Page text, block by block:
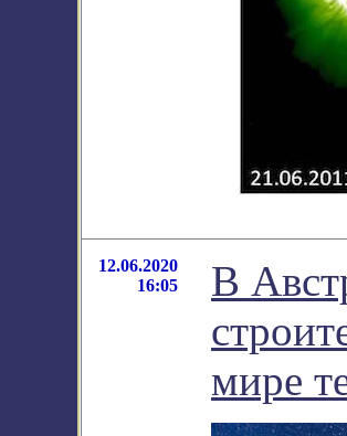
12.06.2020
16:05
В
мире